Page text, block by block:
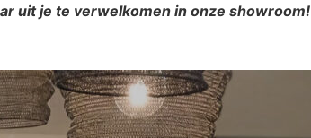
uit je te verwelkomen in onze showroom!